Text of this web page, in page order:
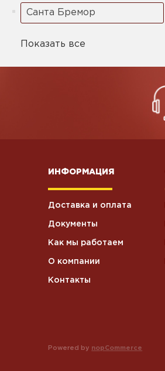
Санта Бремор
Показать все
ИНФОРМАЦИЯ
Доставка и оплата
Документы
Как мы работаем
О компании
Контакты
Powered by nopCommerce